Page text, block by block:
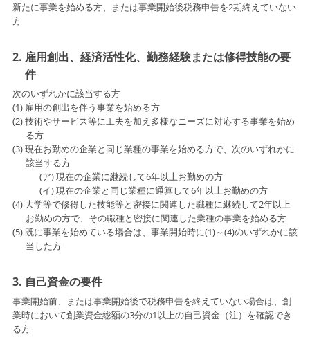
新たに事業を始める方、または事業開始後税務申告を2期終えていない
方
2. 雇用創出、経済活性化、勤務経験または修得技能の要
件
次のいずれかに該当する方
(1) 雇用の創出を伴う事業を始める方
(2) 技術やサービス等に工夫を加え多様なニーズに対応する事業を始め
る方
(3) 現在お勤めの企業と同じ業種の事業を始める方で、次のいずれかに
該当する方
(ア) 現在の企業に継続して6年以上お勤めの方
(イ) 現在の企業と同じ業種に通算して6年以上お勤めの方
(4) 大学等で修得した技能等と密接に関連した職種に継続して2年以上
お勤めの方で、その職種と密接に関連した業種の事業を始める方
(5) 既に事業を始めている場合は、事業開始時に(1)～(4)のいずれかに該
当した方
3. 自己資金の要件
事業開始前、または事業開始後で税務申告を終えていない場合は、創
業時において創業資金総額の3分の1以上の自己資金（注）を確認でき
る方